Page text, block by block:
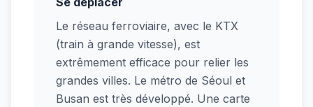
Le réseau ferroviaire, avec le KTX
(train à grande vitesse), est
extrêmement efficace pour relier les
grandes villes. Le métro de Séoul et
Busan est très développé. Une carte